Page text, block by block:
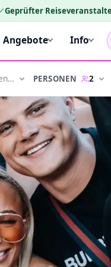
Geprüfter
Angebote Info
PERSONEN 2